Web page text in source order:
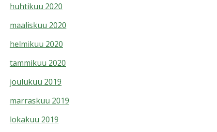
huhtikuu 2020
maaliskuu 2020
helmikuu 2020
tammikuu 2020
joulukuu 2019
marraskuu 2019
lokakuu 2019